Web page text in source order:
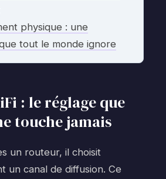
physique : une
tout le monde ignore
: le réglage que
touche jamais
un routeur, il choisit
un canal de diffusion. Ce